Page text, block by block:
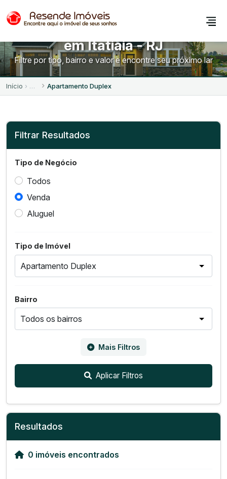
Apartamentos Duplex à Venda
em Itatiaia - RJ
Filtre por tipo, bairro e valor e encontre seu próximo lar
Início Apartamento Duplex
Filtrar Resultados
Tipo de Negócio
Todos
Venda
Aluguel
Tipo de Imóvel
Bairro
Mais Filtros
Aplicar Filtros
Resultados
0 imóveis encontrados